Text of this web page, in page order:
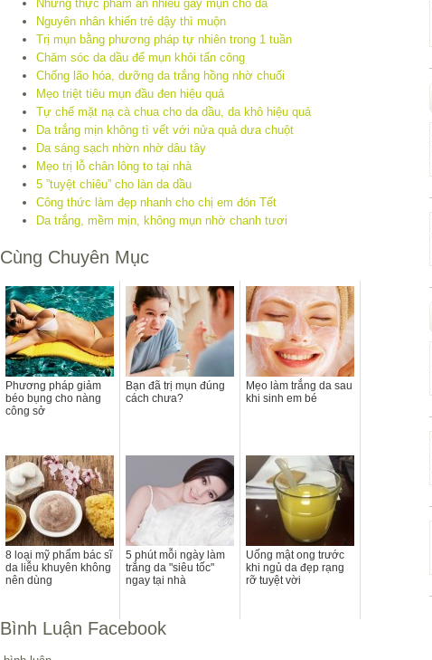
Những thực phẩm ăn nhiều gây mụn cho da
Nguyên nhân khiến trẻ dậy thì muộn
Trị mụn bằng phương pháp tự nhiên trong 1 tuần
Chăm sóc da dầu để mụn khỏi tấn công
Chống lão hóa, dưỡng da trắng hồng nhờ chuối
Mẹo triệt tiêu mụn đầu đen hiệu quả
Tự chế mặt nạ cà chua cho da dầu, da khô hiệu quả
Da trắng mịn không tì vết với nửa quả dưa chuột
Da sáng sạch nhờn nhờ dâu tây
Mẹo trị lỗ chân lông to tại nhà
5 ”tuyệt chiêu” cho làn da dầu
Công thức làm đẹp nhanh cho chị em đón Tết
Da trắng, mềm mịn, không mụn nhờ chanh tươi
Cùng Chuyên Mục
Phương pháp giảm
béo bụng cho nàng
công sở
Bạn đã trị mụn đúng
cách chưa?
Mẹo làm trắng da sau
khi sinh em bé
8 loại mỹ phẩm bác sĩ
da liễu khuyên không
nên dùng
5 phút mỗi ngày làm
trắng da "siêu tốc"
ngay tại nhà
Uống mật ong trước
khi ngủ da đẹp rạng
rỡ tuyệt vời
Bình Luận Facebook